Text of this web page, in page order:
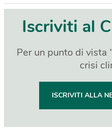
Iscriviti al
Per un punto di vista
crisi
ISCRIVITI ALLA